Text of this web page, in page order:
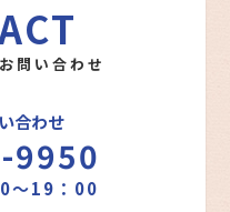
問い合わせ
合わせ
9950
～19：00